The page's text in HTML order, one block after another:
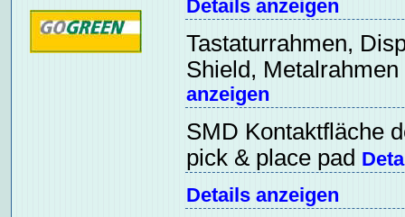
Details anzeigen
Tastaturrahmen,
Shield,
anzeigen
SMD Kontaktfläche
pick & place pad
Details anzeigen